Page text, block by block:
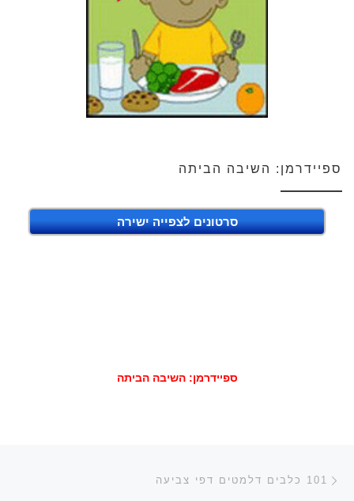
ספיידרמן: השיבה הביתה
סרטונים לצפייה ישירה
ספיידרמן: השיבה הביתה
ניווט בפוסטים
101 כלבים דלמטים דפי צביעה